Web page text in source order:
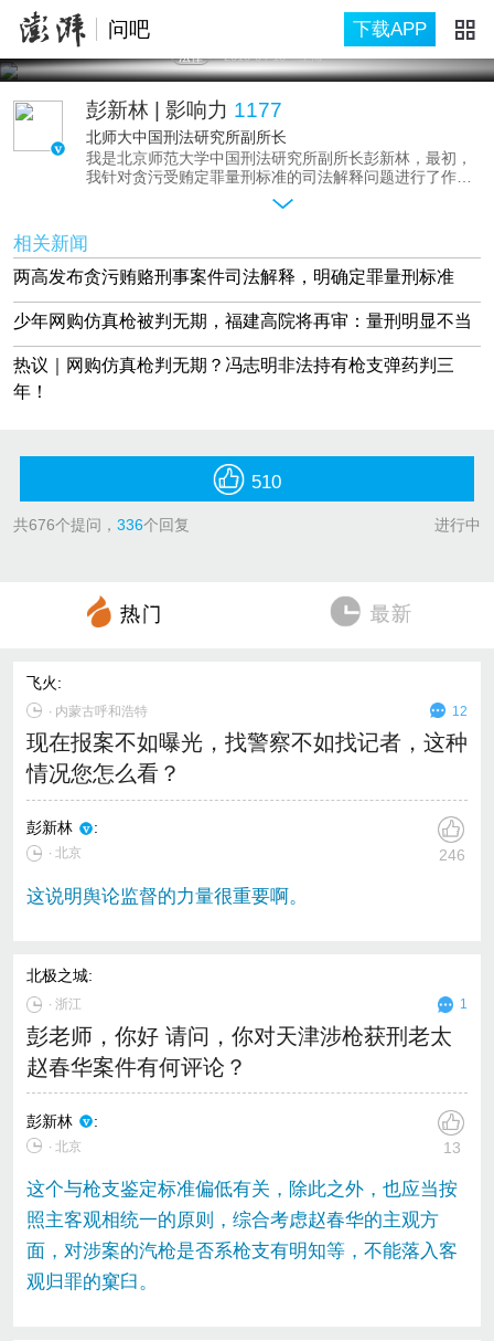
问吧 下载APP
法律 2016-04-18 上海
彭新林 | 影响力 1177
北师大中国刑法研究所副所长
我是北京师范大学中国刑法研究所副所长彭新林，最初，
我针对贪污受贿定罪量刑标准的司法解释问题进行了作
答。前段时间，关于如何规制警权，规范公安执法等问题
近日，福建高院决定再审“少年网购仿真枪被判无期”一
案，颇受舆论关注。我们该如何看待现有的“仿真枪”入刑
标准？制造、贩卖、持有“仿真枪”，会承担何种责任？一
切有关仿真枪定罪量刑的问题，尽管问我吧。
相关新闻
两高发布贪污贿赂刑事案件司法解释，明确定罪量刑标准
少年网购仿真枪被判无期，福建高院将再审：量刑明显不当
热议｜网购仿真枪判无期？冯志明非法持有枪支弹药判三
年！
510
共676个提问， 336个回复 进行中
飞火:
∙ 内蒙古呼和浩特 12
现在报案不如曝光，找警察不如找记者，这种
情况您怎么看？
彭新林 :
∙ 北京 246
这说明舆论监督的力量很重要啊。
北极之城:
∙浙江 1
彭老师，你好 请问，你对天津涉枪获刑老太
赵春华案件有何评论？
彭新林 :
∙ 北京 13
这个与枪支鉴定标准偏低有关，除此之外，也应当按
照主客观相统一的原则，综合考虑赵春华的主观方
面，对涉案的汽枪是否系枪支有明知等，不能落入客
观归罪的窠臼。